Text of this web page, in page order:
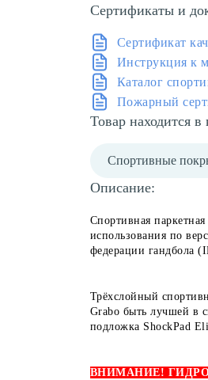
Сертификаты и
Сертификат
Инструкция к
Каталог
Пожарный
Товар находится в
Спортивные
Описание:
Спортивная
использования по
федерации гандбола
Трёхслойный
Grabo быть лучшей в
подложка ShockPad
ВНИМАНИЕ!